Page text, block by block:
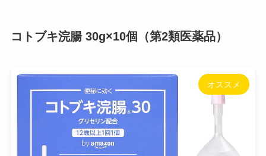
コトブキ浣腸 30g×10個（第2類医薬品）
オススメ